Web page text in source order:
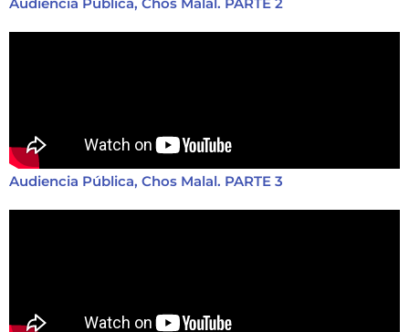
Audiencia Pública, Chos Malal. PARTE 3